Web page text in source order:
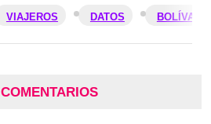
VIAJEROS DATOS BOLÍVAR
COMENTARIOS